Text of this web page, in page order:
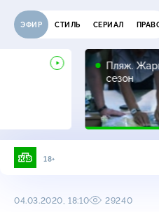
ЭФИР СТИЛЬ СЕРИАЛ
Пляж.
сезон
18+
04.03.2020, 18:10 29240